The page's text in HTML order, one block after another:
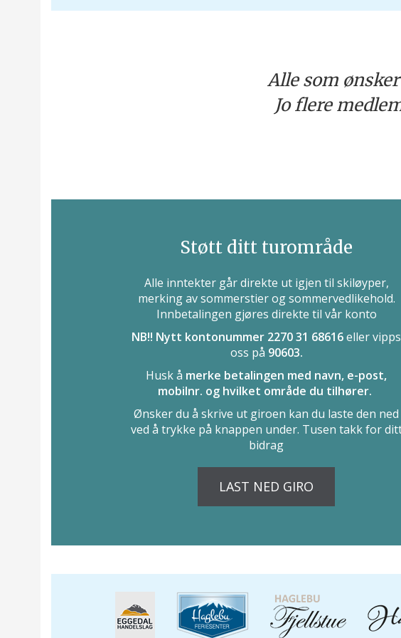
Alle som
Jo flere
Støtt ditt turområde
Alle inntekter går direkte ut igjen til skiløyper,
merking av sommerstier og sommervedlikehold.
Innbetalingen gjøres direkte til vår konto
NB!! Nytt kontonummer 2270 31 68616eller vipps
oss på 90603.
Husk å merke betalingen med navn, e-post,
mobilnr. og hvilket område du tilhører.
Ønsker du å skrive ut giroen kan du laste den ned
ved å trykke på knappen under. Tusen takk for
bidrag
LAST NED GIRO